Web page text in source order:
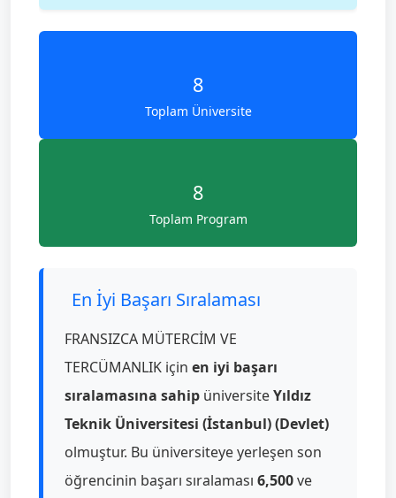
8
Toplam Üniversite
8
Toplam Program
En İyi Başarı Sıralaması
FRANSIZCA MÜTERCİM VE
TERCÜMANLIK için en iyi başarı
sıralamasına sahip üniversiteYıldız
Teknik Üniversitesi (İstanbul) (Devlet)
olmuştur. Bu üniversiteye yerleşen son
öğrencinin başarı sıralaması 6,500ve